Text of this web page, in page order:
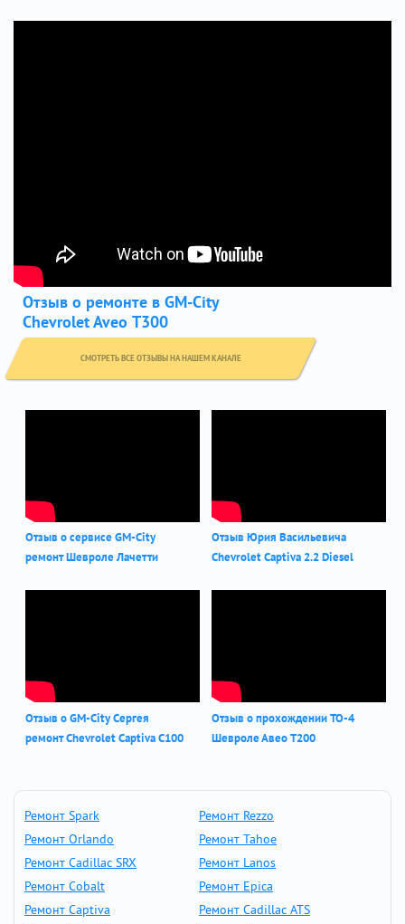
Отзыв о ремонте в GM-City
Chevrolet Aveo Т300
СМОТРЕТЬ ВСЕ ОТЗЫВЫ НА НАШЕМ КАНАЛЕ
Отзыв о сервисе GM-City
ремонт Шевроле Лачетти
Отзыв Юрия Васильевича
Chevrolet Captiva 2.2 Diesel
Отзыв о GM-City Сергея
ремонт Chevrolet Captiva С100
Отзыв о прохождении ТО-4
Шевроле Авео Т200
Ремонт Spark
Ремонт Rezzo
Ремонт Orlando
Ремонт Tahoe
Ремонт Cadillac SRX
Ремонт Lanos
Ремонт Cobalt
Ремонт Epica
Ремонт Captiva
Ремонт Cadillac ATS